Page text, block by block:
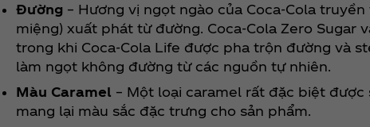
Đường – Hương vị ngọt ngào của Coca‑Cola
miệng) xuất phát từ đường. Coca‑Cola Zero Sugar
trong khi Coca‑Cola Life được pha trộn đường và
làm ngọt không đường từ các nguồn tự nhiên.
Màu Caramel – Một loại caramel rất đặc biệt được
mang lại màu sắc đặc trưng cho sản phẩm.